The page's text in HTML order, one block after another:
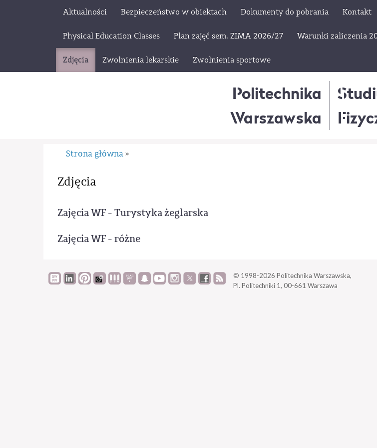
Aktualności Bezpieczeństwo w obiektach Dokumenty do pobrania Kontakt
Physical Education Classes Plan zajęć sem. ZIMA 2026/27 Warunki zaliczenia
Zdjęcia Zwolnienia lekarskie Zwolnienia sportowe
Politechnika
Warszawska
Strona główna »
Zdjęcia
Zajęcia WF - Turystyka żeglarska
Zajęcia WF - różne
© 1998-2026 Politechnika Warszawska,
Pl. Politechniki 1, 00-661 Warszawa